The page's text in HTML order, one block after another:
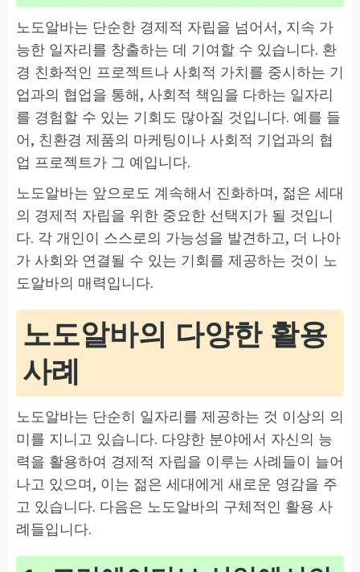
노도알바는 단순한 경제적 자립을 넘어서, 지속 가
능한 일자리를 창출하는 데 기여할 수 있습니다. 환
경 친화적인 프로젝트나 사회적 가치를 중시하는 기
업과의 협업을 통해, 사회적 책임을 다하는 일자리
를 경험할 수 있는 기회도 많아질 것입니다. 예를 들
어, 친환경 제품의 마케팅이나 사회적 기업과의 협
업 프로젝트가 그 예입니다.
노도알바는 앞으로도 계속해서 진화하며, 젊은 세대
의 경제적 자립을 위한 중요한 선택지가 될 것입니
다. 각 개인이 스스로의 가능성을 발견하고, 더 나아
가 사회와 연결될 수 있는 기회를 제공하는 것이 노
도알바의 매력입니다.
노도알바의 다양한 활용
사례
노도알바는 단순히 일자리를 제공하는 것 이상의 의
미를 지니고 있습니다. 다양한 분야에서 자신의 능
력을 활용하여 경제적 자립을 이루는 사례들이 늘어
나고 있으며, 이는 젊은 세대에게 새로운 영감을 주
고 있습니다. 다음은 노도알바의 구체적인 활용 사
례들입니다.